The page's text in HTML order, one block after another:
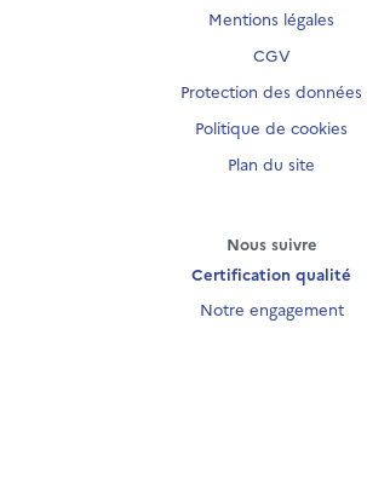
Mentions légales
CGV
Protection des données
Politique de cookies
Plan du site
Nous suivre
Certification qualité
Notre engagement